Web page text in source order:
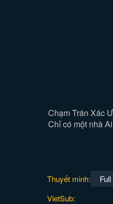
Chạm Trán Xác
Chỉ có một nhà
Thuyết minh:
Full
VietSub: